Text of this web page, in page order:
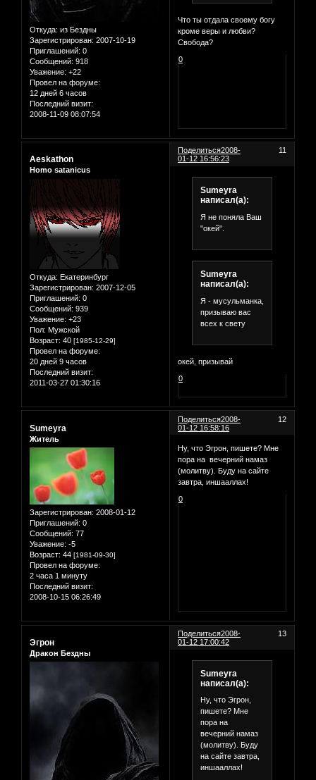
Откуда: из Бездны
Зарегистрирован: 2007-10-19
Приглашений: 0
Сообщений: 918
Уважение: +22
Провел на форуме:
12 дней 6 часов
Последний визит:
2008-11-09 08:07:54
Что ты отдала своему богу
кроме веры и любви?
Свобода?
0
Поделиться 11
2008-
01-12 16:56:23
Aeskathon
Homo satanicus
Откуда: Екатеринбург
Зарегистрирован: 2007-12-05
Приглашений: 0
Сообщений: 939
Уважение: +23
Пол: Мужской
Возраст: 40 [1985-12-29]
Провел на форуме:
20 дней 9 часов
Последний визит:
2011-03-27 01:30:16
Sumeyra
написал(а):
Я не поняла Ваш
"окей".
Sumeyra
написал(а):
Я - мусульманка,
призываю вас
всех к свету
окей, призывай
0
Поделиться 12
2008-
01-12 16:58:16
Sumeyra
Житель
Зарегистрирован: 2008-01-12
Приглашений: 0
Сообщений: 77
Уважение: -5
Возраст: 44 [1981-09-30]
Провел на форуме:
2 часа 1 минуту
Последний визит:
2008-10-15 06:26:49
Ну, что Эгрон, пишете? Мне
пора на вечерний намаз
(молитву). Буду на сайте
завтра, иншааллах!
0
Поделиться 13
2008-
01-12 17:00:42
Эгрон
Дракон Бездны
Sumeyra
написал(а):
Ну, что Эгрон,
пишете? Мне
пора на
вечерний намаз
(молитву). Буду
на сайте завтра,
иншааллах!